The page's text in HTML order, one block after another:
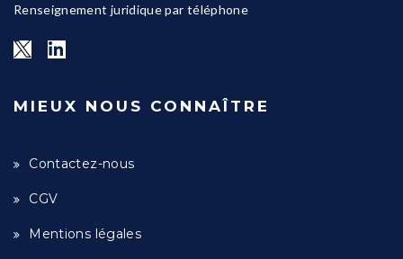
Renseignement juridique par téléphone
MIEUX NOUS CONNAÎTRE
Contactez-nous
CGV
Mentions légales